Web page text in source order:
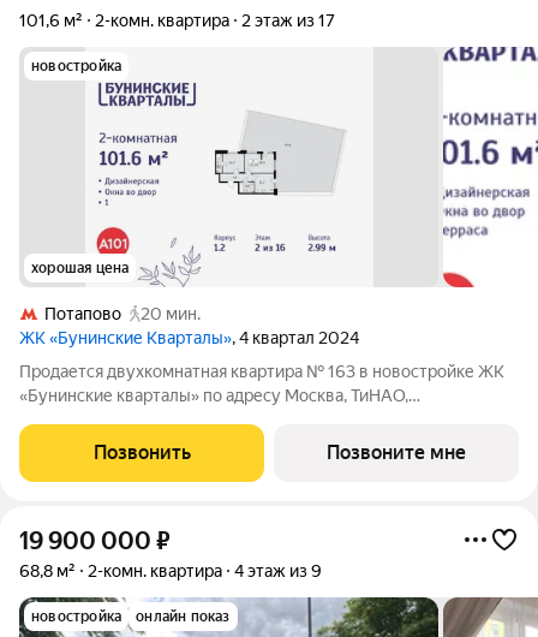
101,6 м²
2-комн. квартира 2 этаж из 17
новостройка
хорошая цена
Потапово
20 мин.
ЖК «Бунинские Кварталы», 4 квартал 2024
Продается двухкомнатная квартира № 163 в новостройке ЖК
«Бунинские кварталы» по адресу Москва, ТиНАО,
Бунинские Кварталы, к1.2, район Коммунарка, Новомосковский
административный округ, Москва. Общая
Позвонить Позвоните мне
19 900 000 ₽
68,8 м² 2-комн. квартира 4 этаж из 9
новостройка онлайн показ